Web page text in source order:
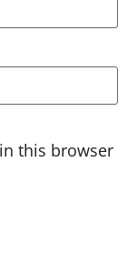
this browser